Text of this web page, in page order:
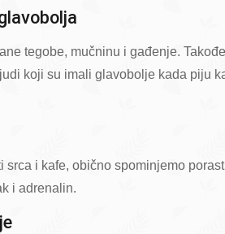
tegobe, mučninu i gađenje.
koji su imali glavobolje kada piju
srca i kafe, obično spominjemo
i adrenalin.